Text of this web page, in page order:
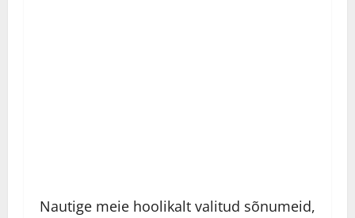
Nautige meie hoolikalt valitud sõnumeid,